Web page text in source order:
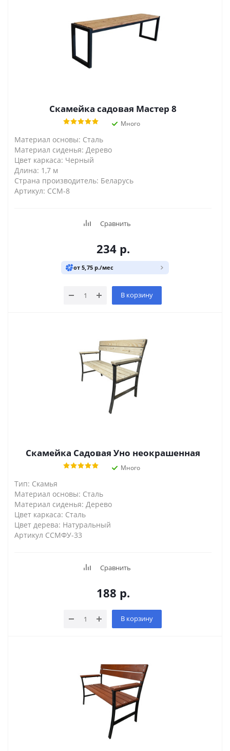
Скамейка садовая Мастер 8
Много
Материал основы: Сталь
Материал сиденья: Дерево
Цвет каркаса: Черный
Длина: 1,7 м
Страна производитель: Беларусь
Артикул: ССМ-8
Сравнить
234 р.
от 5,75 р./мес
В корзину
Скамейка Садовая Уно неокрашенная
Много
Тип: Скамья
Материал основы: Сталь
Материал сиденья: Дерево
Цвет каркаса: Сталь
Цвет дерева: Натуральный
Артикул ССМФУ-33
Сравнить
188 р.
В корзину